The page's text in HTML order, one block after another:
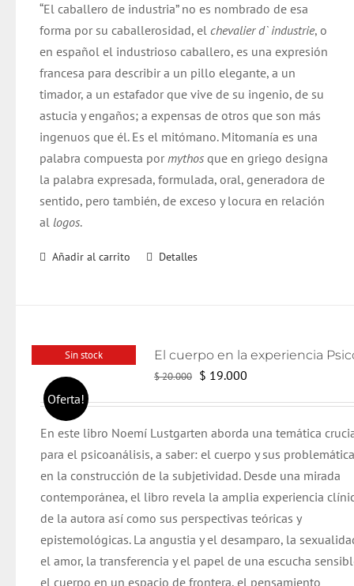
era:
$ 20.000.
es:
$ 19.000.
“El caballero de industria” no es nombrado de esa
forma por su caballerosidad, el chevalier d` industrie, o
en español el industrioso caballero, es una expresión
francesa para describir a un pillo elegante, a un
timador, a un estafador que vive de su ingenio, de su
astucia y engaños; a expensas de otros que son más
ingenuos que él. Es el mitómano. Mitomanía es una
palabra compuesta por mythos que en griego designa
la palabra expresada, formulada, oral, generadora de
sentido, pero también, de exceso y locura en relación
al logos.
Añadir al carrito Detalles
Sin stock
Oferta!
$20.000 El
era:
$ 20.000.
$ 19.000El
es:
$ 19.000.
En este libro Noemí Lustgarten aborda una temática
para el psicoanálisis, a saber: el cuerpo y sus
en la construcción de la subjetividad. Desde una mirada
contemporánea, el libro revela la amplia experiencia
de la autora así como sus perspectivas teóricas y
epistemológicas.La angustia y el desamparo, la
el amor, la transferencia y el papel de una escucha
el cuerpo en un espacio de frontera, el pensamiento